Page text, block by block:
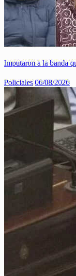
Imputaron a la banda
Policiales 06/08/2026